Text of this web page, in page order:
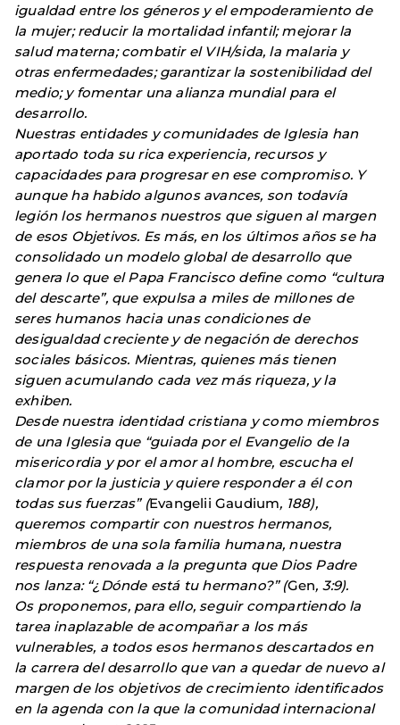
igualdad entre los géneros y el empoderamiento de
la mujer; reducir la mortalidad infantil; mejorar la
salud materna; combatir el VIH/sida, la malaria y
otras enfermedades; garantizar la sostenibilidad del
medio; y fomentar una alianza mundial para el
desarrollo.
Nuestras entidades y comunidades de Iglesia han
aportado toda su rica experiencia, recursos y
capacidades para progresar en ese compromiso. Y
aunque ha habido algunos avances, son todavía
legión los hermanos nuestros que siguen al margen
de esos Objetivos. Es más, en los últimos años se ha
consolidado un modelo global de desarrollo que
genera lo que el Papa Francisco define como “cultura
del descarte”, que expulsa a miles de millones de
seres humanos hacia unas condiciones de
desigualdad creciente y de negación de derechos
sociales básicos. Mientras, quienes más tienen
siguen acumulando cada vez más riqueza, y la
exhiben.
Desde nuestra identidad cristiana y como miembros
de una Iglesia que “guiada por el Evangelio de la
misericordia y por el amor al hombre, escucha el
clamor por la justicia y quiere responder a él con
todas sus fuerzas” (Evangelii Gaudium, 188),
queremos compartir con nuestros hermanos,
miembros de una sola familia humana, nuestra
respuesta renovada a la pregunta que Dios Padre
nos lanza: “¿Dónde está tu hermano?” (Gen, 3:9).
Os proponemos, para ello, seguir compartiendo la
tarea inaplazable de acompañar a los más
vulnerables, a todos esos hermanos descartados en
la carrera del desarrollo que van a quedar de nuevo al
margen de los objetivos de crecimiento identificados
en la agenda con la que la comunidad internacional